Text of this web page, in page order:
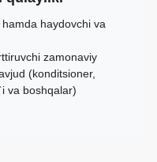
haydovchi va
zamonaviy
(konditsioner,
va boshqalar)